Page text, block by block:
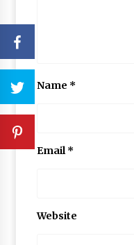
Name *
Email*
Website